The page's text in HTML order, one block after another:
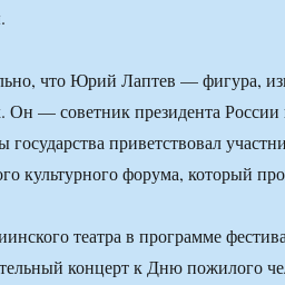
что Юрий Лаптев — фигура,
Он — советник президента
государства приветствовал
культурного форума, который
театра в программе
концерт к Дню пожилого